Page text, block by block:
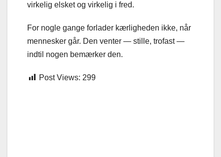
virkelig elsket og virkelig i fred.
For nogle gange forlader kærligheden ikke, når
mennesker går. Den venter — stille, trofast —
indtil nogen bemærker den.
Post Views: 299